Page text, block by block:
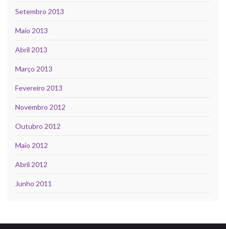
Setembro 2013
Maio 2013
Abril 2013
Março 2013
Fevereiro 2013
Novembro 2012
Outubro 2012
Maio 2012
Abril 2012
Junho 2011